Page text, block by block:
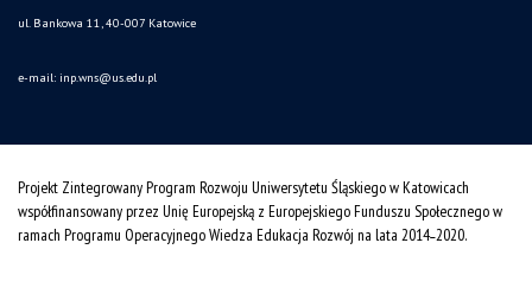
ul. Bankowa 11, 40-007 Katowice
e-mail: inp.wns@us.edu.pl
Projekt Zintegrowany Program Rozwoju Uniwersytetu Śląskiego w Katowicach
współfinansowany przez Unię Europejską z Europejskiego Funduszu Społecznego w
ramach Programu Operacyjnego Wiedza Edukacja Rozwój na lata 2014˗2020.